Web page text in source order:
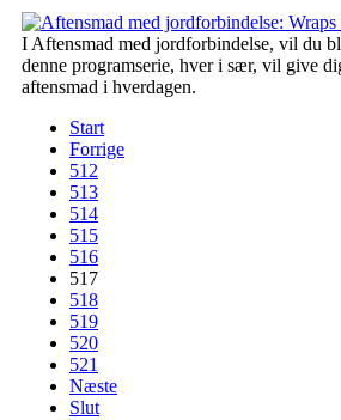
I Aftensmad med jordforbindelse, vil du
denne programserie, hver i sær, vil give
aftensmad i hverdagen.
Start
Forrige
512
513
514
515
516
517
518
519
520
521
Næste
Slut